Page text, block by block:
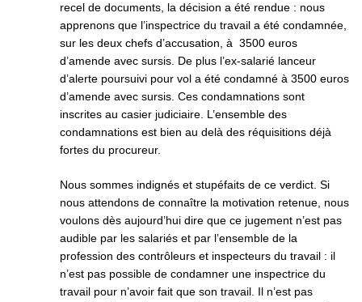
recel de documents, la décision a été rendue : nous
apprenons que l’inspectrice du travail a été condamnée,
sur les deux chefs d’accusation, à 3500 euros
d’amende avec sursis. De plus l’ex-salarié lanceur
d’alerte poursuivi pour vol a été condamné à 3500 euros
d’amende avec sursis. Ces condamnations sont
inscrites au casier judiciaire. L’ensemble des
condamnations est bien au delà des réquisitions déjà
fortes du procureur.
Nous sommes indignés et stupéfaits de ce verdict. Si
nous attendons de connaître la motivation retenue, nous
voulons dès aujourd’hui dire que ce jugement n’est pas
audible par les salariés et par l’ensemble de la
profession des contrôleurs et inspecteurs du travail : il
n’est pas possible de condamner une inspectrice du
travail pour n’avoir fait que son travail. Il n’est pas